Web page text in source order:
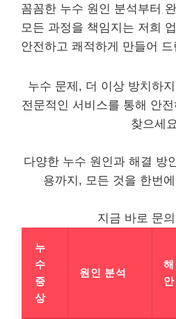
꼼꼼한 누수 원인 분석부터
모든 과정을 책임지는 저희
안전하고 쾌적하게 만들어 드
누수 문제, 더 이상 방치하
전문적인 서비스를 통해 안
찾으세
다양한 누수 원인과 해결 방
용까지, 모든 것을 한번
지금 바로 문
누
수
증
상
원인 분석
안